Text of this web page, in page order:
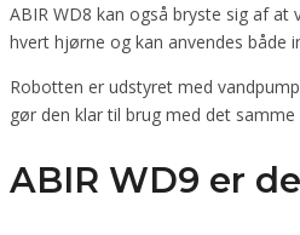
ABIR WD8 kan også bryste sig af
hvert hjørne og kan anvendes både
Robotten er udstyret med
gør den klar til brug med det
ABIR WD9 er